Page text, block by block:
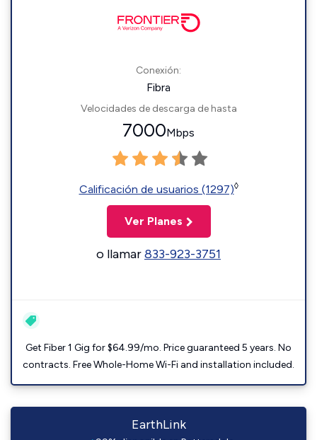
Conexión:
Fibra
Velocidades de descarga de hasta
7000Mbps
Calificación de usuarios (1297)◊
Ver Planes
o llamar833-923-3751
Get Fiber 1 Gig for $64.99/mo. Price guaranteed 5 years. No
contracts. Free Whole-Home Wi-Fi and installation included.
EarthLink